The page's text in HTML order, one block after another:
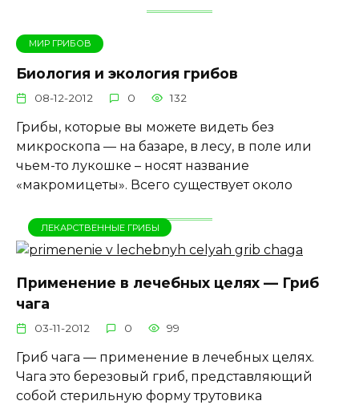
МИР ГРИБОВ
Биология и экология грибов
08-12-2012 0 132
Грибы, которые вы можете видеть без
микроскопа — на базаре, в лесу, в поле или
чьем-то лукошке – носят название
«макромицеты». Всего существует около
ЛЕКАРСТВЕННЫЕ ГРИБЫ
Применение в лечебных целях — Гриб
чага
03-11-2012 0 99
Гриб чага — применение в лечебных целях.
Чага это березовый гриб, представляющий
собой стерильную форму трутовика